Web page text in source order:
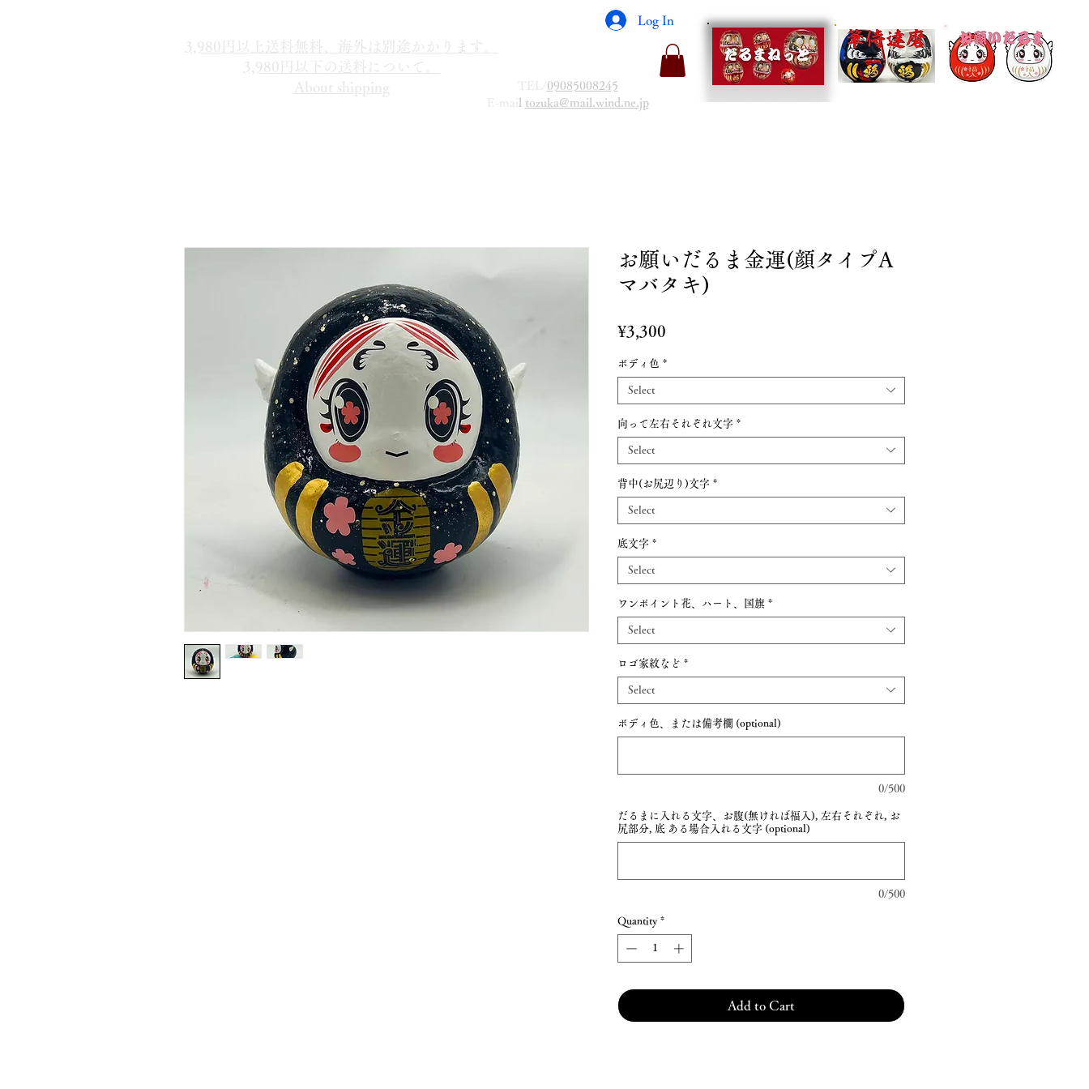
Log In
3,980円以上送料無料、海外は別途かかります。
3,980円以下の送料について。
About shipping
TEL/ 09085008245
E-mai l tozuka@mail.wind.ne.jp
お願いだるま金運(顔タイプA
マバタキ)
¥3,300
ボディ色 *
Select
向って左右それぞれ文字 *
Select
背中(お尻辺り)文字 *
Select
底文字 *
Select
ワンポイント花、ハート、国旗 *
Select
ロゴ家紋など *
Select
ボディ色、または備考欄 (optional)
0/500
だるまに入れる文字、お腹(無ければ福入), 左右それぞれ, お
尻部分, 底 ある場合入れる文字 (optional)
0/500
Quantity *
Add to Cart